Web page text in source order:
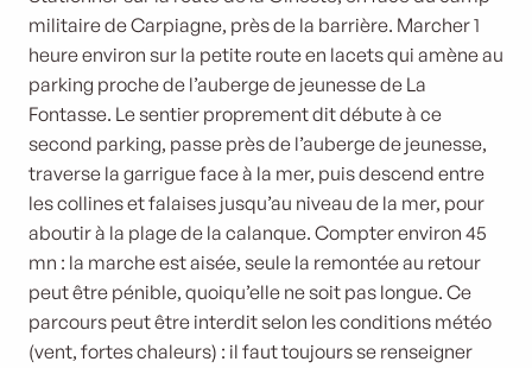
militaire de Carpiagne, près de la barrière. Marcher 1
heure environ sur la petite route en lacets qui amène au
parking proche de l’auberge de jeunesse de La
Fontasse. Le sentier proprement dit débute à ce
second parking, passe près de l’auberge de jeunesse,
traverse la garrigue face à la mer, puis descend entre
les collines et falaises jusqu’au niveau de la mer, pour
aboutir à la plage de la calanque. Compter environ 45
mn : la marche est aisée, seule la remontée au retour
peut être pénible, quoiqu’elle ne soit pas longue. Ce
parcours peut être interdit selon les conditions météo
(vent, fortes chaleurs) : il faut toujours se renseigner